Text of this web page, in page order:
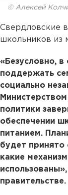
© Алексей
Свердловские
школьников из
«Безусловно,
поддержать
социально
политики
обеспечении
питанием.
будет принято
какие
правительстве.